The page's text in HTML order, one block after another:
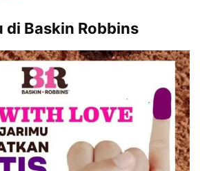
di Baskin Robbins